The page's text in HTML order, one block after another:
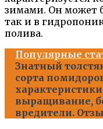
зимами. Он может
так и в
полива.
Популярные
Знатный
сорта
выращивание,
вредители.